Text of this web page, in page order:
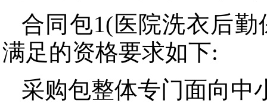
合同包1(医院洗衣后
满足的资格要求如下:
采购包整体专门面向中